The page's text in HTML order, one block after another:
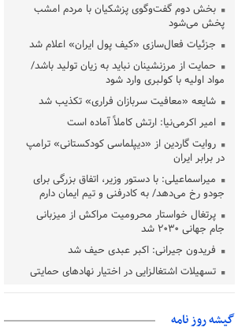
بخش دوم گفت‌وگوی پزشکیان با مردم امشب
پخش می‌شود
جزئیات فعال‌سازی «کیف پول ایران» اعلام شد
حمایت از مرزنشینان نباید به زیان تولید باشد/
مواد اولیه با کولبری وارد شود
شایعه «معافیت سربازان فراری» تکذیب شد
امیر اکرمی‌نیا: ارتش کاملاً آماده است
روایت گاردین از «دیپلماسی کودکستانی» ترامپ
در برابر ایران
میراسماعیلی: با دستور وزیر، اتفاق بزرگی برای
جودو رخ می‌دهد/ به کادرفنی و تیم ایمان دارم
پرتغال خواستار محرومیت مراکش از میزبانی
جام جهانی ۲۰۳۰ شد
فریدون جیرانی: اکبر عبدی حیف شد
تسهیلات اشتغالزایی در اختیار نهادهای حمایتی
فدراسیون فوتبال با حضور قلعه‌نویی مشخص شد
گیشه روز نامه